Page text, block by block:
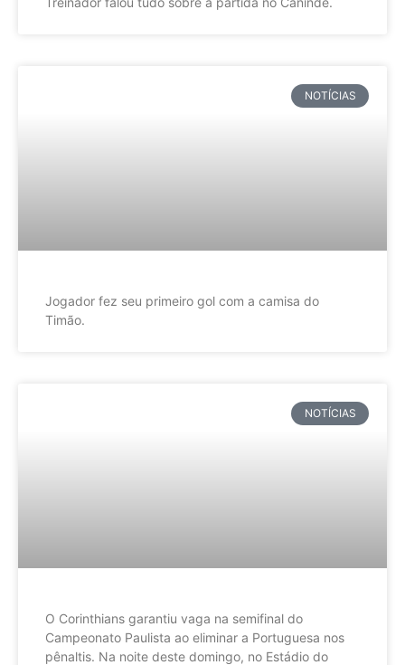
NOTÍCIAS
Jogador fez seu primeiro gol com a camisa do
Timão.
NOTÍCIAS
O Corinthians garantiu vaga na semifinal do
Campeonato Paulista ao eliminar a Portuguesa nos
pênaltis. Na noite deste domingo, no Estádio do